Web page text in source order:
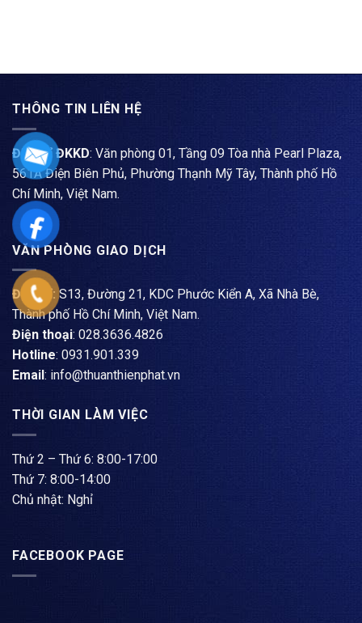
THÔNG TIN LIÊN HỆ
Địa chỉ ĐKKD: Văn phòng 01, Tầng 09 Tòa nhà Pearl Plaza,
561A Điện Biên Phủ, Phường Thạnh Mỹ Tây, Thành phố Hồ
Chí Minh, Việt Nam.
VĂN PHÒNG GIAO DỊCH
Địa chỉ: S13, Đường 21, KDC Phước Kiển A, Xã Nhà Bè,
Thành phố Hồ Chí Minh, Việt Nam.
Điện thoại: ​028.3636.4826
Hotline: 0931.901.339
Email: info@thuanthienphat.vn
THỜI GIAN LÀM VIỆC
Thứ 2 – Thứ 6: 8:00-17:00
Thứ 7: 8:00-14:00
Chủ nhật: Nghỉ
FACEBOOK PAGE